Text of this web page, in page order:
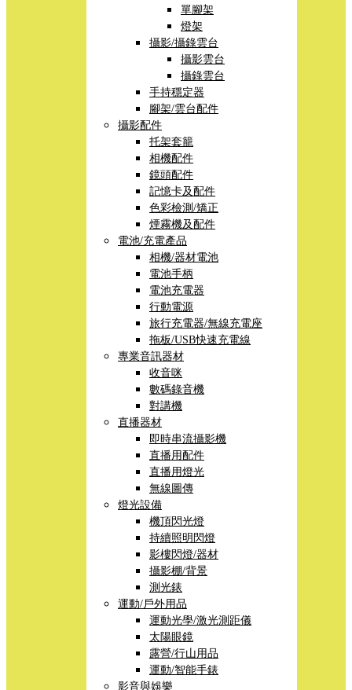
單腳架
燈架
攝影/攝錄雲台
攝影雲台
攝錄雲台
手持穩定器
腳架/雲台配件
攝影配件
托架套籠
相機配件
鏡頭配件
記憶卡及配件
色彩檢測/矯正
煙霧機及配件
電池/充電產品
相機/器材電池
電池手柄
電池充電器
行動電源
旅行充電器/無線充電座
拖板/USB快速充電線
專業音訊器材
收音咪
數碼錄音機
對講機
直播器材
即時串流攝影機
直播用配件
直播用燈光
無線圖傳
燈光設備
機頂閃光燈
持續照明閃燈
影樓閃燈/器材
攝影棚/背景
測光錶
運動/戶外用品
運動光學/激光測距儀
太陽眼鏡
露營/行山用品
運動/智能手錶
影音與娛樂